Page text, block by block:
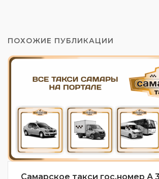
ПОХОЖИЕ ПУБЛИКАЦИИ
Самарское такси гос.номер А